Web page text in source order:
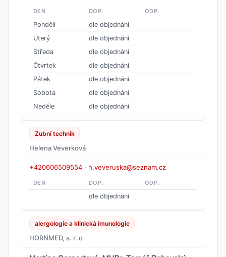
DEN DOP. ODP.
Pondělí
dle objednání
Úterý
dle objednání
Středa
dle objednání
Čtvrtek
dle objednání
Pátek
dle objednání
Sobota
dle objednání
Neděle
dle objednání
Zubní technik
Helena Veverková
+420606509554 · h.veveruska@seznam.cz
DEN DOP. ODP.
dle objednání
alergologie a klinická imunologie
HORNMED, s. r. o